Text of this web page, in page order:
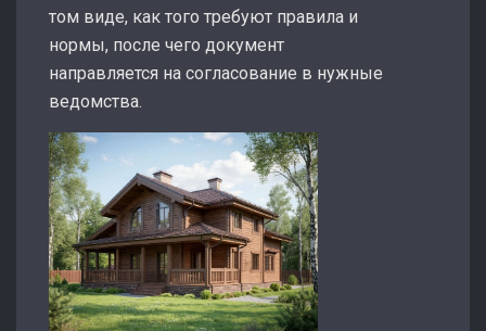
том виде, как того требуют правила и
нормы, после чего документ
направляется на согласование в нужные
ведомства.